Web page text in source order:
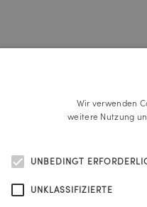
Wir verwenden
weitere Nutzung
UNBEDINGT
UNKLASSIFIZIERTE